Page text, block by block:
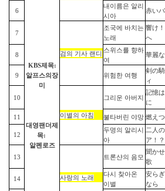
KBS제목:
알프스의 장
미
대영팬더제
목:
알펜로즈
6
내이름은 알리
시아
赤い
7
검의 기사 랜디
조국에 바치는
노래
響け！
へ
8
스위스를 향하
여
華麗
9 위험한 여행
剣の
ィ
10
이별의 아침
그리운 아버지
記憶
に
11 불타버린 야망 燃え
12
두명의 알리시
아
二人
ア！？
13
사랑의 노래
트론샨의 음모
聞か
歌
14
다시 찾아온
이별
安ら
なら